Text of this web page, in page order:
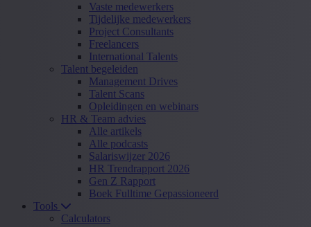
Vaste medewerkers
Tijdelijke medewerkers
Project Consultants
Freelancers
International Talents
Talent begeleiden
Management Drives
Talent Scans
Opleidingen en webinars
HR & Team advies
Alle artikels
Alle podcasts
Salariswijzer 2026
HR Trendrapport 2026
Gen Z Rapport
Boek Fulltime Gepassioneerd
Tools
Calculators